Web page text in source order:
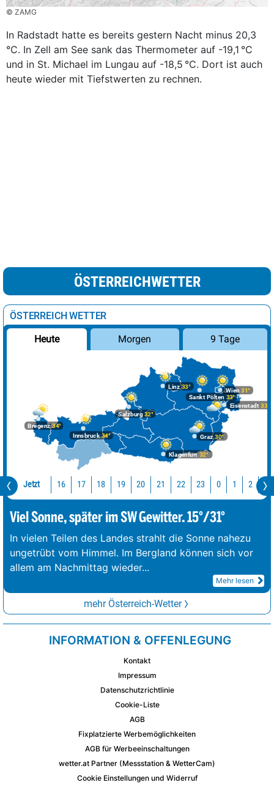
© ZAMG
In Radstadt hatte es bereits gestern Nacht minus 20,3
°C. In Zell am See sank das Thermometer auf -19,1 °C
und in St. Michael im Lungau auf -18,5 °C. Dort ist auch
heute wieder mit Tiefstwerten zu rechnen.
ÖSTERREICHWETTER
ÖSTERREICH WETTER
Heute Morgen 9 Tage
Bregenz34°
Graz30°
Innsbruck34°
Klagenfurt 32°
Linz33°
Salzburg32°
Wien 31°
Eisenstadt 33°
Sankt Pölten 33°
Jetzt 16 17 18 19 20 21 22 23 0 1 2 3
Viel Sonne, später im SW Gewitter. 15°/31°
In vielen Teilen des Landes strahlt die Sonne nahezu
ungetrübt vom Himmel. Im Bergland können sich vor
allem am Nachmittag wieder...
Mehr lesen
mehr Österreich-Wetter
INFORMATION & OFFENLEGUNG
Kontakt
Impressum
Datenschutzrichtlinie
Cookie-Liste
AGB
Fixplatzierte Werbemöglichkeiten
AGB für Werbeeinschaltungen
wetter.at Partner (Messstation & WetterCam)
Cookie Einstellungen und Widerruf